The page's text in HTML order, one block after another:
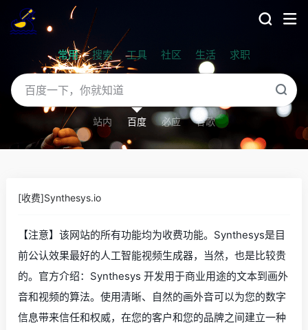
常用 搜索 工具 社区 生活 求职
站内 百度 必应 谷歌
[收费]Synthesys.io
【注意】该网站的所有功能均为收费功能。Synthesys是目
前公认效果最好的人工智能视频生成器，当然，也是比较贵
的。官方介绍：Synthesys 开发用于商业用途的文本到画外
音和视频的算法。使用清晰、自然的画外音可以为您的数字
信息带来信任和权威，在您的客户和您的品牌之间建立一种